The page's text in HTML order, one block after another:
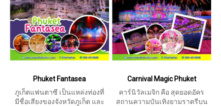
Phuket Fantasea
ภูเก็ตแฟนตาซี เป็นแหล่งท่องที่
มีชื่อเสียงของจังหวัดภูเก็ต และ
Carnival Magic Phuket
คาร์นิวัลเมจิก คือ สุดยอดอัคร
สถานความบันเทิงยามราตรีบน